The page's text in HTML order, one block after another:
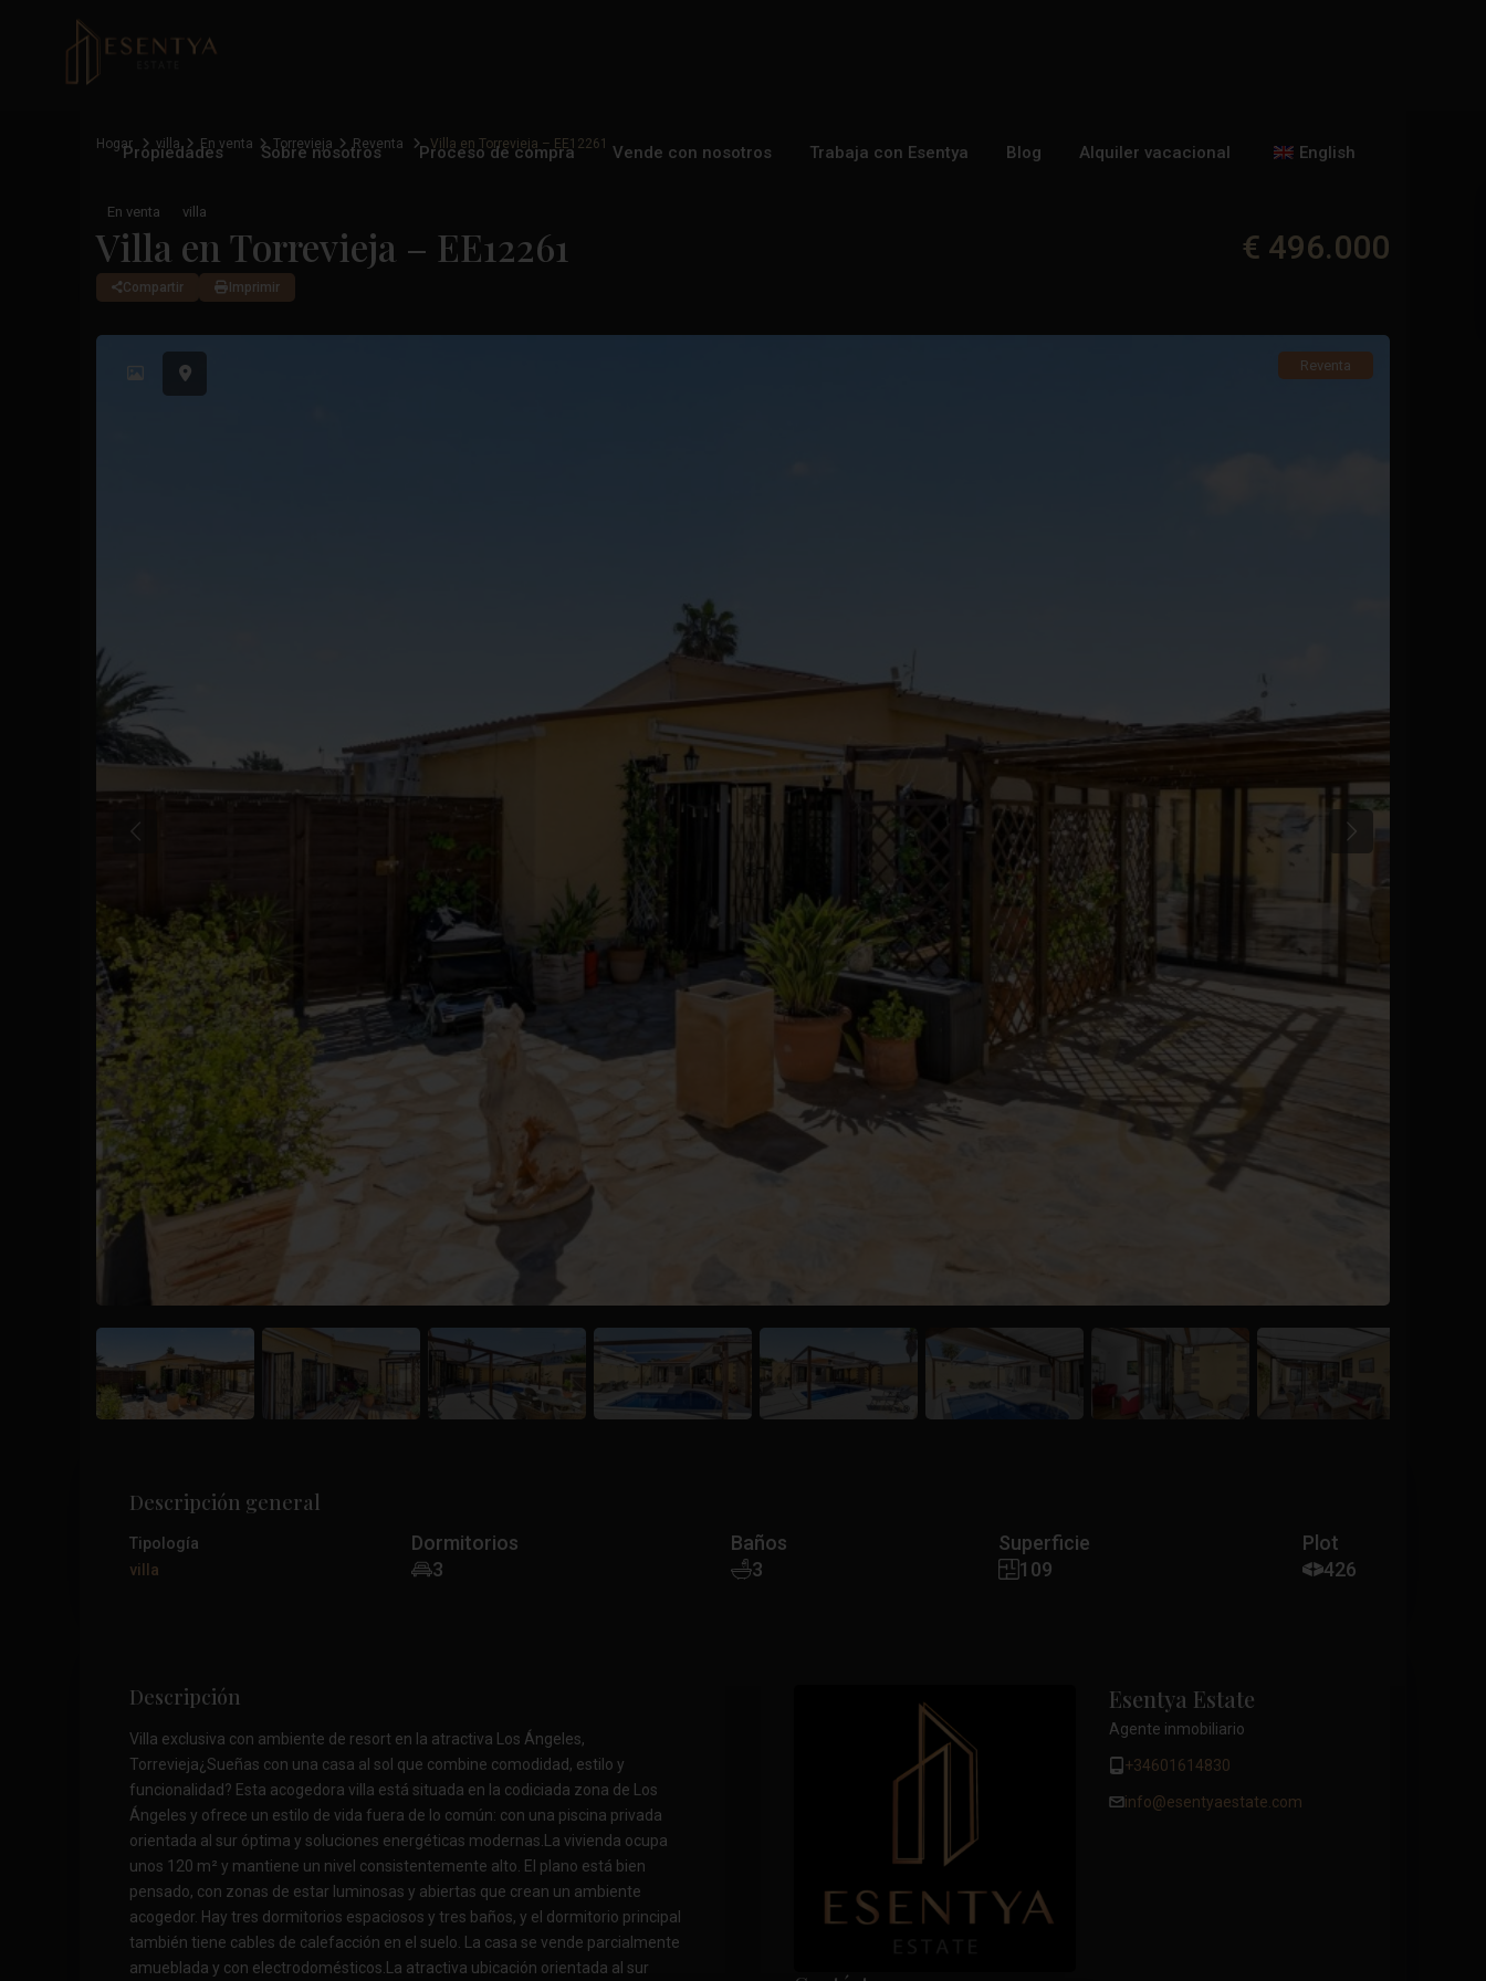
Propiedades Sobre nosotros Proceso de compra Vende con nosotros Trabaja con Esentya Blog Alquiler vacacional English
Hogar villa En venta Torrevieja Reventa Villa en Torrevieja – EE12261
En venta villa
Villa en Torrevieja – EE12261 € 496.000
Compartir Imprimir
Reventa
Anterior Anterior
Descripción general
Tipología
villa
Dormitorios
3
Baños
3
Superficie
109
Plot
426
Descripción
Villa exclusiva con ambiente de resort en la atractiva Los Ángeles,
Torrevieja¿Sueñas con una casa al sol que combine comodidad, estilo y
funcionalidad? Esta acogedora villa está situada en la codiciada zona de Los
Ángeles y ofrece un estilo de vida fuera de lo común: con una piscina privada
orientada al sur óptima y soluciones energéticas modernas.La vivienda ocupa
unos 120 m² y mantiene un nivel consistentemente alto. El plano está bien
pensado, con zonas de estar luminosas y abiertas que crean un ambiente
acogedor. Hay tres dormitorios espaciosos y tres baños, y el dormitorio principal
también tiene cables de calefacción en el suelo. La casa se vende parcialmente
amueblada y con electrodomésticos.La atractiva ubicación orientada al sur
Esentya Estate
Agente inmobiliario
+34601614830
info@esentyaestate.com